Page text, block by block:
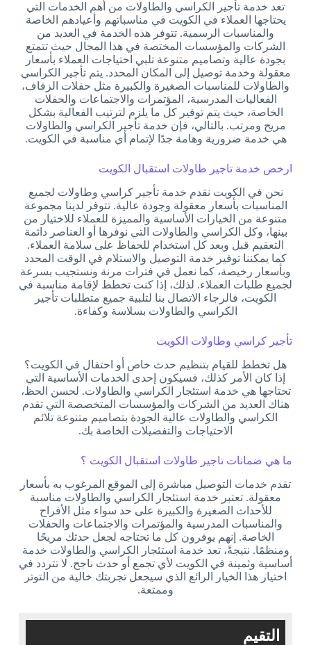
تعد خدمة تأجير الكراسي والطاولات من أهم الخدمات التي
يحتاجها العملاء في الكويت في مناسباتهم وأعيادهم الخاصة
والمناسبات الرسمية. تتوفر هذه الخدمة في العديد من
الشركات والمؤسسات المختصة في هذا المجال حيث تتمتع
بجودة عالية وتصاميم متنوعة تلبي احتياجات العملاء بأسعار
معقولة وخدمة توصيل إلى المكان المحدد. يتم تأجير الكراسي
والطاولات للمناسبات الصغيرة والكبيرة مثل حفلات الزفاف،
الفعاليات المدرسية، المؤتمرات والاجتماعات والحفلات
الخاصة، حيث يتم توفير كل ما يلزم لترتيب الفعالية بشكل
مريح ومرتب. بالتالي، فإن خدمة تأجير الكراسي والطاولات
هي خدمة ضرورية وهامة جدًا لإتمام أي مناسبة في الكويت.
ارخص خدمة تاجير طاولات استقبال الكويت
نحن في الكويت نقدم خدمة تأجير كراسي وطاولات لجميع
المناسبات بأسعار معقولة وجودة عالية. تتوفر لدينا مجموعة
متنوعة من الخيارات الأساسية والمميزة للعملاء للاختيار من
بينها، وكل الكراسي والطاولات التي نوفرها أو العناصر دائمة
التعقيم قبل وبعد كل استخدام للحفاظ على سلامة العملاء.
كما يمكننا توفير خدمة التوصيل والاستلام في الوقت المحدد
وبأسعار رخيصة، كما نعمل في فترات مرنة ونستجيب بسرعة
لجميع طلبات العملاء. لذلك، إذا كنت تخطط لإقامة مناسبة في
الكويت، فالرجاء الاتصال بنا لتلبية جميع متطلبات تأجير
الكراسي والطاولات بسلاسة وكفاءة.
تأجير كراسي وطاولات الكويت
هل تخطط للقيام بتنظيم حدث خاص أو احتفال في الكويت؟
إذا كان الأمر كذلك، فسيكون إحدى الخدمات الأساسية التي
تحتاجها هي خدمة استئجار الكراسي والطاولات. لحسن الحظ،
هناك العديد من الشركات والمؤسسات المتخصصة التي تقدم
الكراسي والطاولات عالية الجودة بتصاميم متنوعة تلائم
الاحتياجات والتفضيلات الخاصة بك.
ما هي ضمانات تاجير طاولات استقبال الكويت ؟
تقدم خدمات التوصيل مباشرة إلى الموقع المرغوب به بأسعار
معقولة. تعتبر خدمة استئجار الكراسي والطاولات مناسبة
للأحداث الصغيرة والكبيرة على حد سواء مثل الأفراح
والمناسبات المدرسية والمؤتمرات والاجتماعات والحفلات
الخاصة. إنهم يوفرون كل ما تحتاجه لجعل حدثك مريحًا
ومنظمًا. نتيجةً، تعد خدمة استئجار الكراسي والطاولات خدمة
أساسية وثمينة في الكويت لأي تجمع أو حدث ناجح. لا تتردد في
اختيار هذا الخيار الرائع الذي سيجعل تجربتك خالية من التوتر
وممتعة.
التقيم